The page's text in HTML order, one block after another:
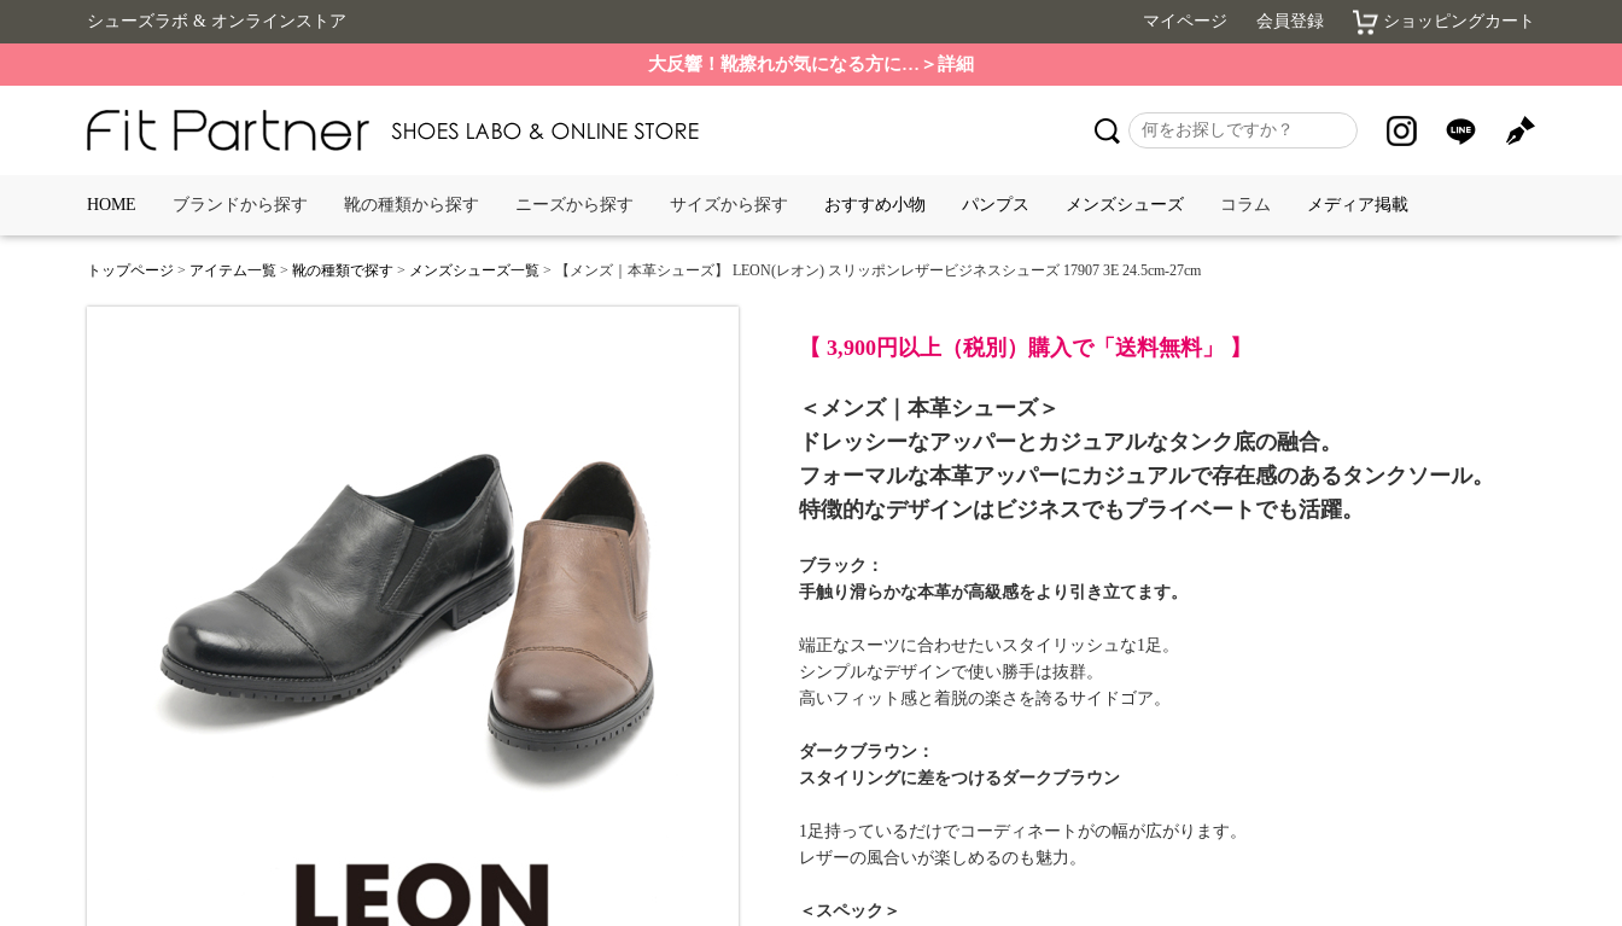
シューズラボ & オンラインストア マイページ 会員登録 ショッピングカート
大反響！靴擦れが気になる方に…＞詳細
HOME ブランドから探す 靴の種類から探す ニーズから探す サイズから探す おすすめ小物 パンプス メンズシューズ コラム メディア掲載
トップページ > アイテム一覧 > 靴の種類で探す > メンズシューズ一覧 > 【メンズ｜本革シューズ】 LEON(レオン) スリッポンレザービジネスシューズ 17907 3E 24.5cm-27cm
【 3,900円以上（税別）購入で「送料無料」 】
＜メンズ｜本革シューズ＞
ドレッシーなアッパーとカジュアルなタンク底の融合。
フォーマルな本革アッパーにカジュアルで存在感のあるタンクソール。
特徴的なデザインはビジネスでもプライベートでも活躍。
ブラック：
手触り滑らかな本革が高級感をより引き立てます。
端正なスーツに合わせたいスタイリッシュな1足。
シンプルなデザインで使い勝手は抜群。
高いフィット感と着脱の楽さを誇るサイドゴア。
ダークブラウン：
スタイリングに差をつけるダークブラウン
1足持っているだけでコーディネートがの幅が広がります。
レザーの風合いが楽しめるのも魅力。
＜スペック＞